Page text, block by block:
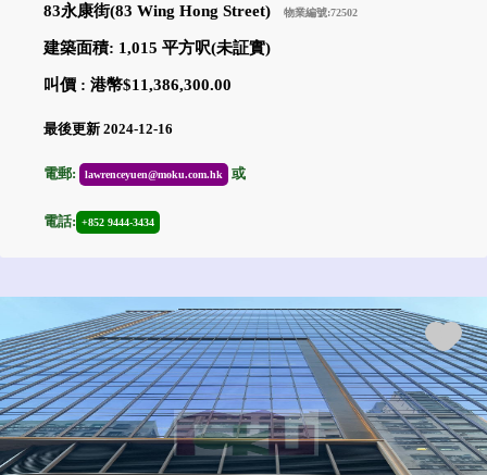
83永康街(83 Wing Hong Street) 物業編號:72502
建築面積: 1,015 平方呎(未証實)
叫價 : 港幣$11,386,300.00
最後更新 2024-12-16
電郵: lawrenceyuen@moku.com.hk 或
電話: +852 9444-3434